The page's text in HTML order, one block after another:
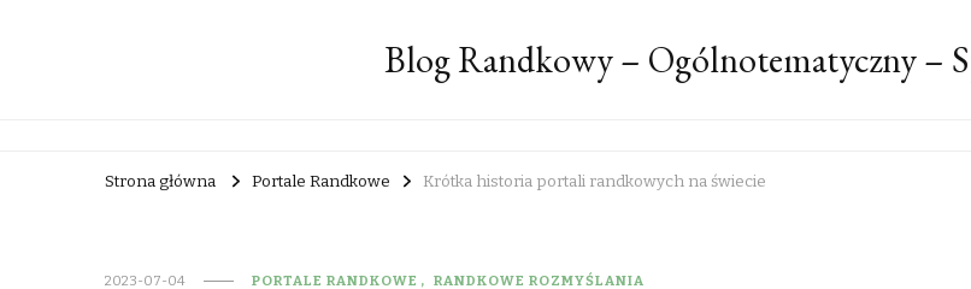
Blog Randkowy – Ogólnotematyczny –
Strona główna Portale Randkowe Krótka historia portali randkowych na świecie
2023-07-04 PORTALE RANDKOWE RANDKOWE ROZMYŚLANIA